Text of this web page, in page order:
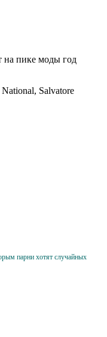
на пике моды год
Salvatore
парни хотят случайных